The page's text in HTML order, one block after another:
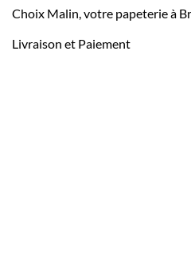
Choix Malin, votre papeterie à
Livraison et Paiement